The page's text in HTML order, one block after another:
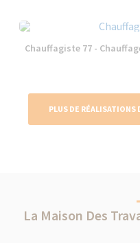
Chauffagiste 77 -
PLUS DE RÉALISATIONS
La Maison Des